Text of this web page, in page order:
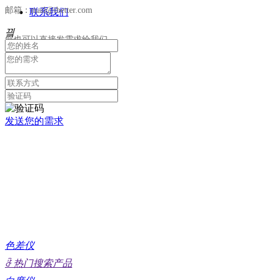
联系我们
邮箱：mail@ibetter.com
您也可以直接发需求给我们
끸
发送您的需求
色差仪
ꁔ 热门搜索产品